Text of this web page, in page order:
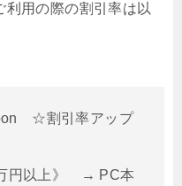
利用の際の割引率は以
☆割引率アップ
円以上》 → PC本